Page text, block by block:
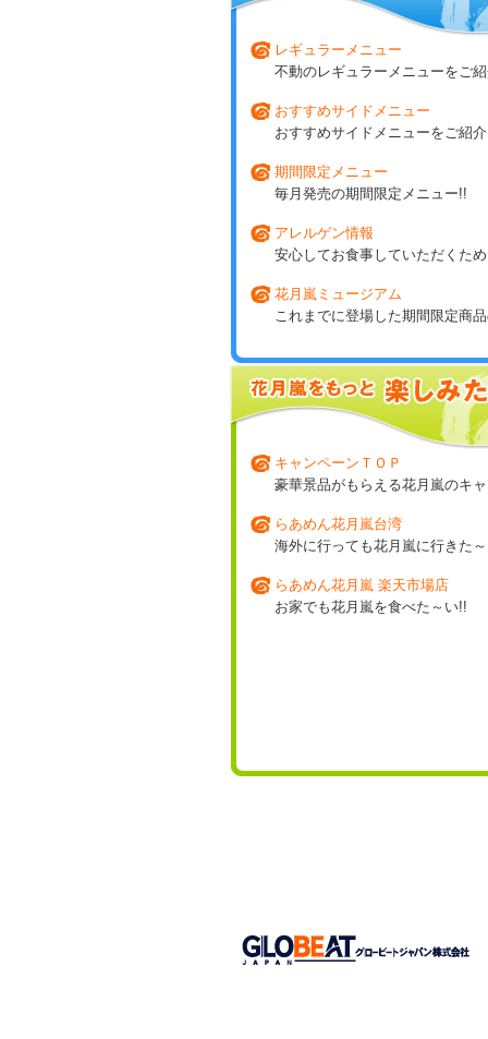
レギュラーメニュー
不動のレギュラーメニューをご
おすすめサイドメニュー
おすすめサイドメニューをご紹
期間限定メニュー
毎月発売の期間限定メニュー!!
アレルゲン情報
安心してお食事していただくた
花月嵐ミュージアム
これまでに登場した期間限定商
キャンペーンＴＯＰ
豪華景品がもらえる花月嵐のキ
らあめん花月嵐台湾
海外に行っても花月嵐に行きた
らあめん花月嵐 楽天市場店
お家でも花月嵐を食べた～い!!